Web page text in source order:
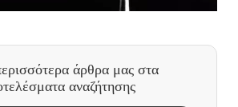
άρθρα μας στα
αναζήτησης